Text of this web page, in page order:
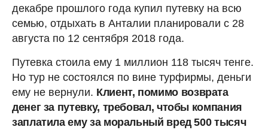
декабре прошлого года купил путевку на всю
семью, отдыхать в Анталии планировали с 28
августа по 12 сентября 2018 года.
Путевка стоила ему 1 миллион 118 тысяч тенге.
Но тур не состоялся по вине турфирмы, деньги
ему не вернули. Клиент, помимо возврата
денег за путевку, требовал, чтобы компания
заплатила ему за моральный вред 500 тысяч